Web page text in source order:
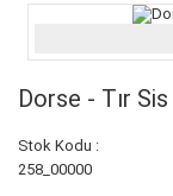
Dorse - Tır
Stok Kodu :
258_00000